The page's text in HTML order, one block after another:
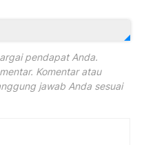
pendapat Anda.
Komentar atau
jawab Anda sesuai